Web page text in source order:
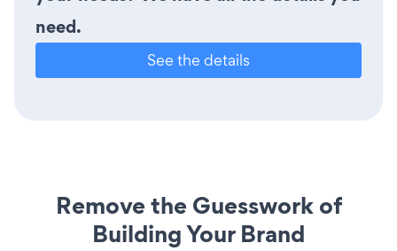
need.
See the details
Remove the Guesswork of
Building Your Brand